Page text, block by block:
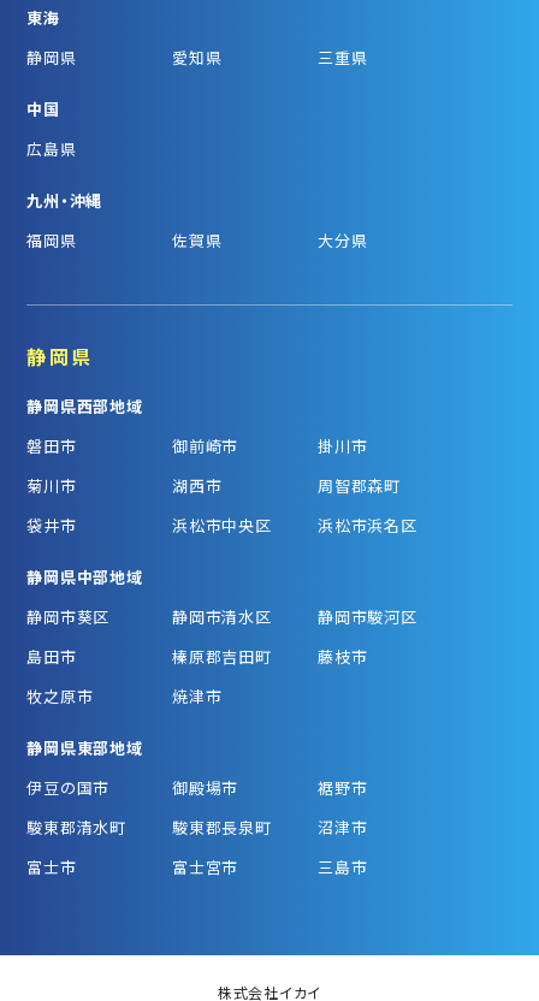
東海
静岡県
愛知県 三重県
中国
広島県
九州・沖縄
福岡県
佐賀県 大分県
静岡県
静岡県西部地域
磐田市
御前崎市
掛川市
菊川市
湖西市
周智郡森町
袋井市
浜松市中央区 浜松市浜名区
静岡県中部地域
静岡市葵区
静岡市清水区
静岡市駿河区
島田市
榛原郡吉田町
藤枝市
牧之原市
焼津市
静岡県東部地域
伊豆の国市
御殿場市
裾野市
駿東郡清水町
駿東郡長泉町
沼津市
富士市
富士宮市 三島市
株式会社イカイ